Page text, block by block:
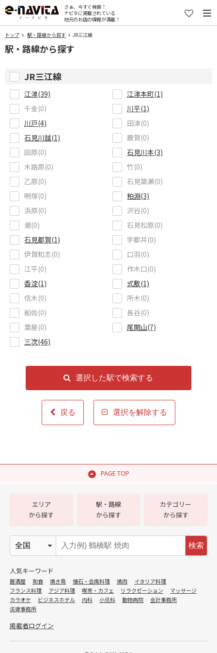
さぁ、今すぐ検索！
ナビタに掲載されている
地元のお店の情報が満載！
トップ 駅・路線から探す JR三江線
駅・路線から探す
JR三江線
江津(39)
江津本町(1)
千金(0)
川平(1)
川戸(4)
田津(0)
石見川越(1)
鹿賀(0)
因原(0)
石見川本(3)
木路原(0)
竹(0)
乙原(0)
石見簗瀬(0)
明塚(0)
粕淵(3)
浜原(0)
沢谷(0)
潮(0)
石見松原(0)
石見都賀(1)
宇都井(0)
伊賀和志(0)
口羽(0)
江平(0)
作木口(0)
香淀(1)
式敷(1)
信木(0)
所木(0)
船佐(0)
長谷(0)
粟屋(0)
尾関山(7)
三次(46)
戻る
選択した駅で検索する
選択を解除する
PAGE TOP
エリア
から探す
駅・路線
から探す
カテゴリー
から探す
検索
人気キーワード
居酒屋 和食 焼き鳥 懐石・会席料理 焼肉
イタリア料理
フランス料理
アジア料理 喫茶・カフェ リラクゼーション
マッサージ
カラオケ
ビジネスホテル 内科 小児科 動物病院
会計事務所
法律事務所
掲載者ログイン